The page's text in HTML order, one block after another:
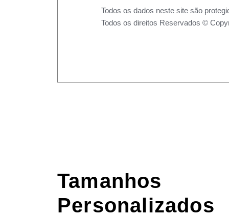
Todos os dados neste site são
Todos os direitos Reservados ©
Tamanhos
Personalizados